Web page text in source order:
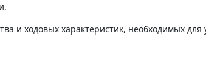
и ходовых характеристик, необходимых